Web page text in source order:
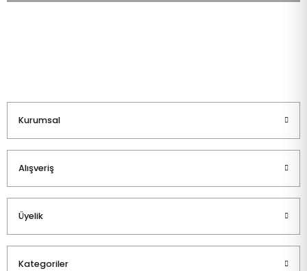
Kurumsal
Alışveriş
Üyelik
Kategoriler